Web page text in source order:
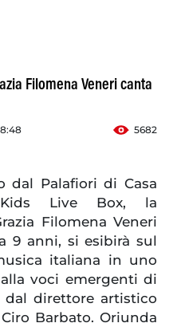
Filomena Veneri canta
5682
dal Palafiori di Casa
Kids Live Box, la
Filomena Veneri
9 anni, si esibirà sul
italiana in uno
voci emergenti di
dal direttore artistico
Barbato. Oriunda